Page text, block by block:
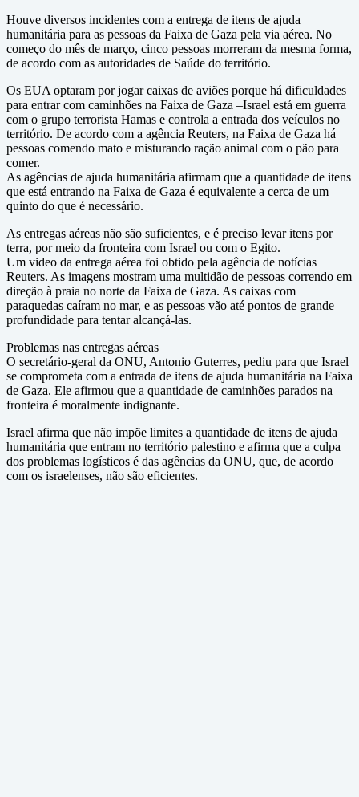
Houve diversos incidentes com a entrega de itens de ajuda
humanitária para as pessoas da Faixa de Gaza pela via aérea. No
começo do mês de março, cinco pessoas morreram da mesma forma,
de acordo com as autoridades de Saúde do território.
Os EUA optaram por jogar caixas de aviões porque há dificuldades
para entrar com caminhões na Faixa de Gaza –Israel está em guerra
com o grupo terrorista Hamas e controla a entrada dos veículos no
território. De acordo com a agência Reuters, na Faixa de Gaza há
pessoas comendo mato e misturando ração animal com o pão para
comer.
As agências de ajuda humanitária afirmam que a quantidade de itens
que está entrando na Faixa de Gaza é equivalente a cerca de um
quinto do que é necessário.
As entregas aéreas não são suficientes, e é preciso levar itens por
terra, por meio da fronteira com Israel ou com o Egito.
Um video da entrega aérea foi obtido pela agência de notícias
Reuters. As imagens mostram uma multidão de pessoas correndo em
direção à praia no norte da Faixa de Gaza. As caixas com
paraquedas caíram no mar, e as pessoas vão até pontos de grande
profundidade para tentar alcançá-las.
Problemas nas entregas aéreas
O secretário-geral da ONU, Antonio Guterres, pediu para que Israel
se comprometa com a entrada de itens de ajuda humanitária na Faixa
de Gaza. Ele afirmou que a quantidade de caminhões parados na
fronteira é moralmente indignante.
Israel afirma que não impõe limites a quantidade de itens de ajuda
humanitária que entram no território palestino e afirma que a culpa
dos problemas logísticos é das agências da ONU, que, de acordo
com os israelenses, não são eficientes.